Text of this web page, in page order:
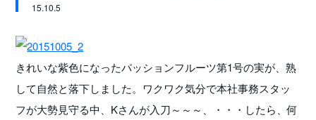
15.10.5
きれいな紫色になったパッションフルーツ第1号の実が、熟
して自然と落下しました。ワクワク気分で本社事務スタッ
フが大勢見守る中、Kさんが入刀～～～、・・・したら、何